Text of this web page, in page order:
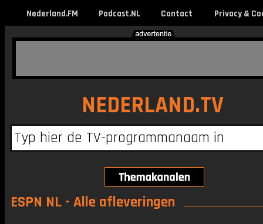
Nederland.FM Podcast.NL Contact Privacy &
NEDERLAND.TV
ESPN NL - Alle afleveringen